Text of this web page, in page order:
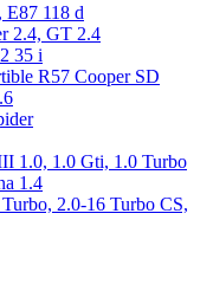
118 d
2.4, GT 2.4
35 i
R57 Cooper SD
1.0, 1.0 Gti, 1.0 Turbo
1.4
2.0-16 Turbo CS,